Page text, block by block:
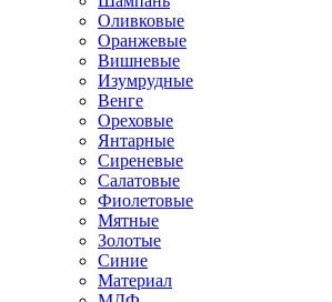
Оливковые
Оранжевые
Вишневые
Изумрудные
Венге
Ореховые
Янтарные
Сиреневые
Салатовые
Фиолетовые
Мятные
Золотые
Синие
Материал